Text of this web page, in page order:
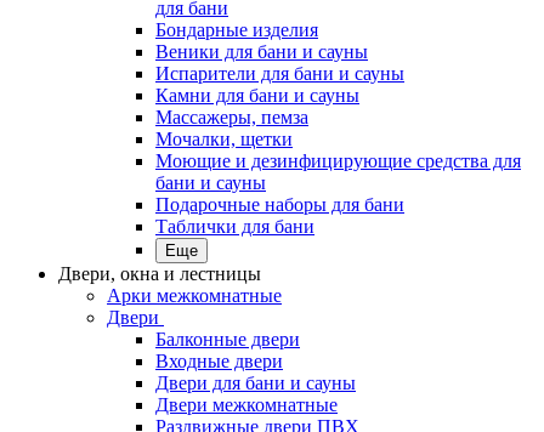
для бани
Бондарные изделия
Веники для бани и сауны
Испарители для бани и сауны
Камни для бани и сауны
Массажеры, пемза
Мочалки, щетки
Моющие и дезинфицирующие средства для
бани и сауны
Подарочные наборы для бани
Таблички для бани
Еще
Двери, окна и лестницы
Арки межкомнатные
Двери
Балконные двери
Входные двери
Двери для бани и сауны
Двери межкомнатные
Раздвижные двери ПВХ